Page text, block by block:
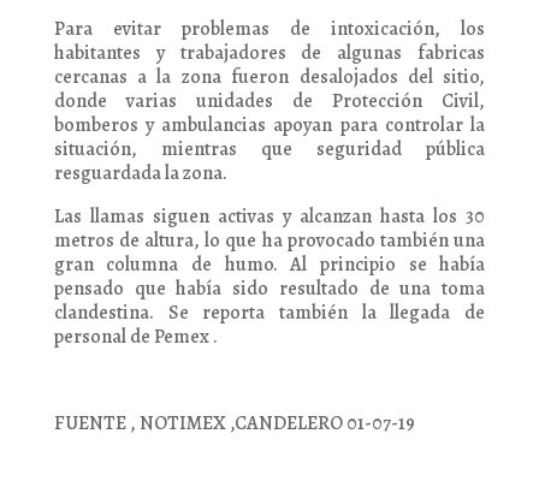
Para evitar problemas de intoxicación, los
habitantes y trabajadores de algunas fabricas
cercanas a la zona fueron desalojados del sitio,
donde varias unidades de Protección Civil,
bomberos y ambulancias apoyan para controlar la
situación, mientras que seguridad pública
resguardada la zona.
Las llamas siguen activas y alcanzan hasta los 30
metros de altura, lo que ha provocado también una
gran columna de humo. Al principio se había
pensado que había sido resultado de una toma
clandestina. Se reporta también la llegada de
personal de Pemex .
FUENTE , NOTIMEX ,CANDELERO 01-07-19